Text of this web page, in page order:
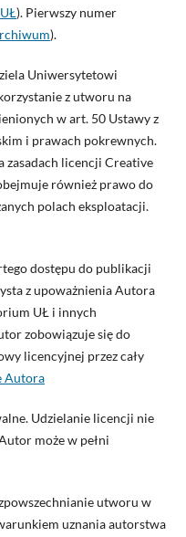
). Pierwszy numer
).
Uniwersytetowi
z utworu na
w art. 50 Ustawy z
i prawach pokrewnych.
zasadach licencji Creative
również prawo do
polach eksploatacji.
dostępu do publikacji
z upoważnienia Autora
UŁ i innych
zobowiązuje się do
licencyjnej przez cały
Autora
Udzielanie licencji nie
może w pełni
utworu w
uznania autorstwa